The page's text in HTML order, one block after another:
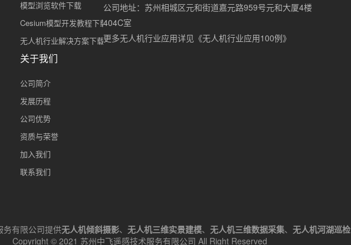
模型浏览软件下载
Cesium模型开发教程下载
无人机行业解决方案下载
关于我们
公司简介
发展历程
公司优势
资质与荣誉
加入我们
联系我们
公司地址：苏州相城区元和街道嘉元路959号元和大厦4楼
404C室
更多无人机行业应用详见《无人机行业应用100例》
务有限公司提供无人机倾斜摄影、 无人机三维实景建模、 无人机三维数据采集、 无人机河湖巡检
Copyright © 2021 苏州中飞遥感技术服务有限公司 All Right Reserved